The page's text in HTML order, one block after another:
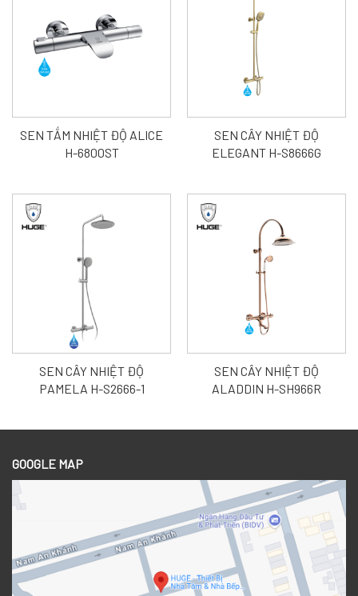
SEN TẮM NHIỆT ĐỘ ALICE
H-6800ST
SEN CÂY NHIỆT ĐỘ
ELEGANT H-S8666G
SEN CÂY NHIỆT ĐỘ
PAMELA H-S2666-1
SEN CÂY NHIỆT ĐỘ
ALADDIN H-SH966R
GOOGLE MAP